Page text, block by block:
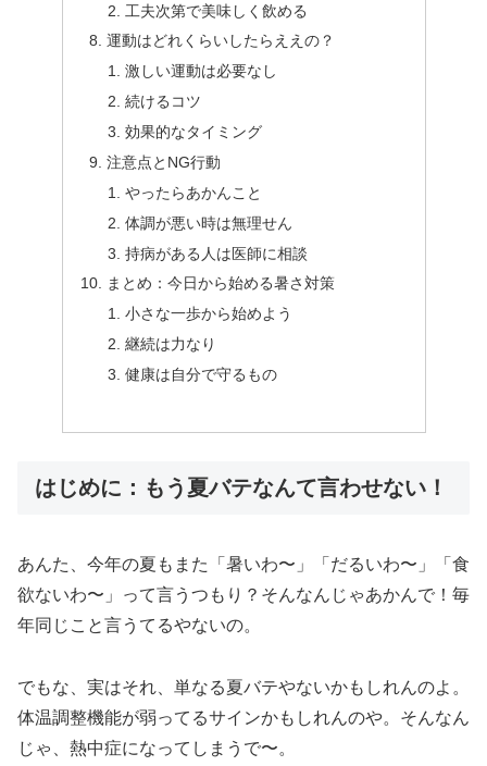
工夫次第で美味しく飲める
運動はどれくらいしたらええの？
激しい運動は必要なし
続けるコツ
効果的なタイミング
注意点とNG行動
やったらあかんこと
体調が悪い時は無理せん
持病がある人は医師に相談
まとめ：今日から始める暑さ対策
小さな一歩から始めよう
継続は力なり
健康は自分で守るもの
はじめに：もう夏バテなんて言わせない！
あんた、今年の夏もまた「暑いわ〜」「だるいわ〜」「食
欲ないわ〜」って言うつもり？そんなんじゃあかんで！毎
年同じこと言うてるやないの。
でもな、実はそれ、単なる夏バテやないかもしれんのよ。
体温調整機能が弱ってるサインかもしれんのや。そんなん
じゃ、熱中症になってしまうで〜。